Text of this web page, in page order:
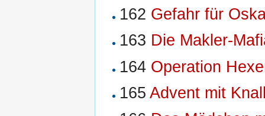
162 Gefahr für
163 Die Makler-
164 Operation
165Advent mit